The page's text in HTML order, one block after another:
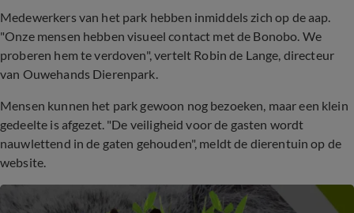
Medewerkers van het park hebben inmiddels zich op de aap.
"Onze mensen hebben visueel contact met de Bonobo. We
proberen hem te verdoven", vertelt Robin de Lange, directeur
van Ouwehands Dierenpark.
Mensen kunnen het park gewoon nog bezoeken, maar een klein
gedeelte is afgezet. "De veiligheid voor de gasten wordt
nauwlettend in de gaten gehouden", meldt de dierentuin op de
website.